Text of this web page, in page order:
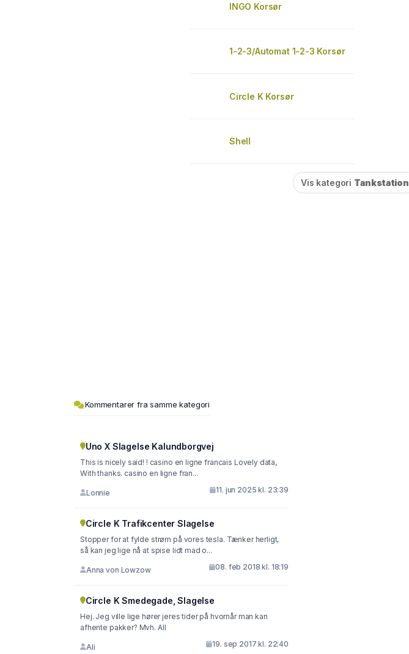
INGO Korsør
1-2-3/Automat 1-2-3 Korsør
Circle K Korsør
Shell
Vis kategori Tankstation
Kommentarer fra samme kategori
Uno X Slagelse Kalundborgvej
This is nicely said! ! casino en ligne francais Lovely data,
With thanks. casino en ligne fran...
Lonnie 11. jun 2025 kl. 23:39
Circle K Trafikcenter Slagelse
Stopper for at fylde strøm på vores tesla. Tænker herligt,
så kan jeg lige nå at spise lidt mad o...
Anna von Lowzow 08. feb 2018 kl. 18:19
Circle K Smedegade, Slagelse
Hej. Jeg ville lige hører jeres tider på hvornår man kan
afhente pakker? Mvh. All
Ali 19. sep 2017 kl. 22:40